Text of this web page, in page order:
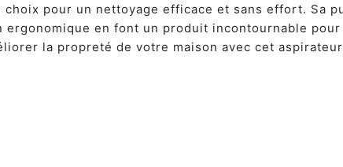
choix pour un nettoyage efficace et sans effort. Sa
en font un produit incontournable pour
la propreté de votre maison avec cet aspirateur